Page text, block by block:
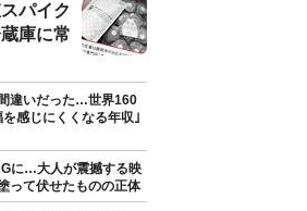
パイク
庫に常
違いだった…世界160
感じにくくなる年収｣
に…大人が震撼する映
って伏せたものの正体